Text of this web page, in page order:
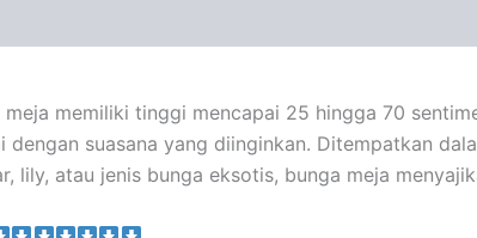
meja memiliki tinggi mencapai 25 hingga 70
dengan suasana yang diinginkan. Ditempatkan
lily, atau jenis bunga eksotis, bunga meja